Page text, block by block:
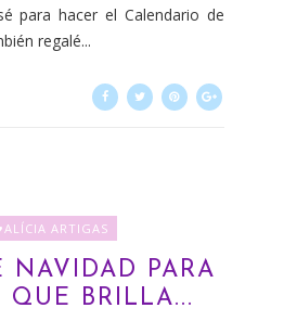
para hacer el Calendario de
regalé...
ARTIGAS
NAVIDAD PARA
QUE BRILLA...